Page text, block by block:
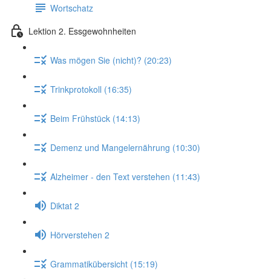
Wortschatz
Lektion 2. Essgewohnheiten
Was mögen Sie (nicht)? (20:23)
Trinkprotokoll (16:35)
Beim Frühstück (14:13)
Demenz und Mangelernährung (10:30)
Alzheimer - den Text verstehen (11:43)
Diktat 2
Hörverstehen 2
Grammatikübersicht (15:19)